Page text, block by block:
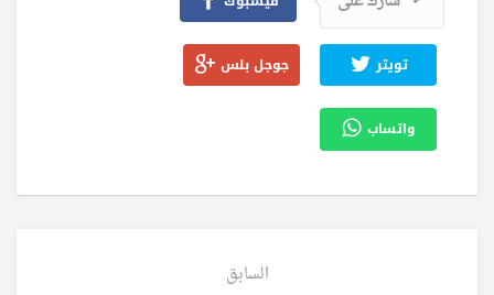
تويتر جوجل بلس
واتساب
السابق